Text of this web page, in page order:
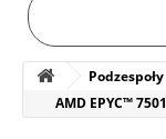
Podzespoły
AMD EPYC™ 7501